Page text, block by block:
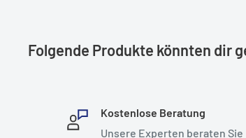
Folgende Produkte könnten dir
Kostenlose Beratung
Unsere Experten beraten Sie